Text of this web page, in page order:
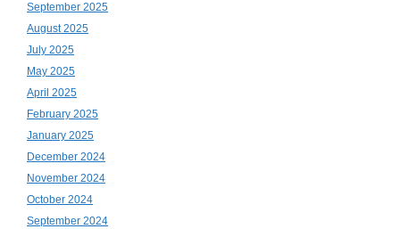
September 2025
August 2025
July 2025
May 2025
April 2025
February 2025
January 2025
December 2024
November 2024
October 2024
September 2024